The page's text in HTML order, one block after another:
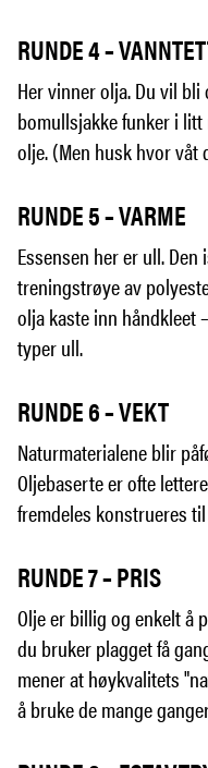
RUNDE 4 –
Her vinner olja. Du vil
bomullsjakke funker i
olje. (Men husk hvor
RUNDE 5 – VARME
Essensen her er ull.
treningstrøye av
olja kaste inn håndkleet
typer ull.
RUNDE 6 – VEKT
Naturmaterialene blir
Oljebaserte er ofte
fremdeles konstrueres
RUNDE 7 – PRIS
Olje er billig og enkelt å
du bruker plagget få
mener at høykvalitets
å bruke de mange